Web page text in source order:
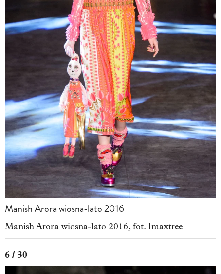
Manish Arora wiosna-lato 2016
Manish Arora wiosna-lato 2016, fot. Imaxtree
6 / 30